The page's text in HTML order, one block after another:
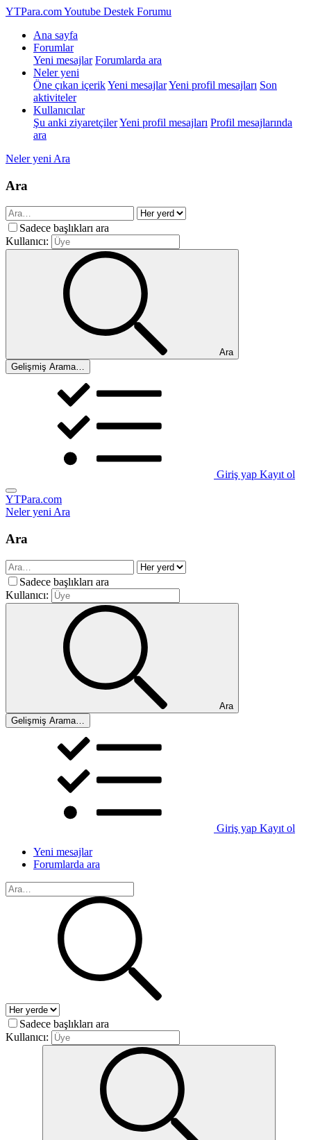
YTPara.comYoutube Destek Forumu
Ana sayfa
Forumlar
Yeni mesajlar Forumlarda ara
Neler yeni
Öne çıkan içerikYeni mesajlarYeni profil mesajları Son
aktiviteler
Kullanıcılar
Şu anki ziyaretçilerYeni profil mesajları Profil mesajlarında
ara
Neler yeni Ara
Ara
Sadece başlıkları ara
Kullanıcı:
Ara
Gelişmiş Arama…
Giriş yap Kayıt ol
YTPara.com
Neler yeniAra
Ara
Sadece başlıkları ara
Kullanıcı:
Ara
Gelişmiş Arama…
Giriş yap Kayıt ol
Yeni mesajlar
Forumlarda ara
Sadece başlıkları ara
Kullanıcı: